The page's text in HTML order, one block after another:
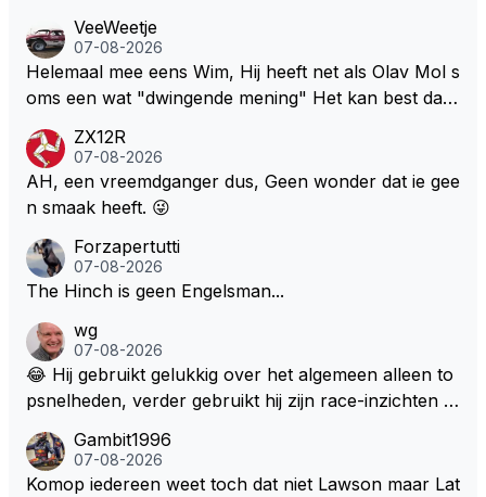
VeeWeetje
07-08-2026
Helemaal mee eens Wim, Hij heeft net als Olav Mol s
oms een wat "dwingende mening" Het kan best dat
l bij Windsor op te roepen. Maar in een tijd zonder r
aces zijn dit leuke berichtjes
ZX12R
07-08-2026
AH, een vreemdganger dus, Geen wonder dat ie gee
n smaak heeft. 😜
Forzapertutti
07-08-2026
The Hinch is geen Engelsman...
wg
07-08-2026
😂 Hij gebruikt gelukkig over het algemeen alleen to
psnelheden, verder gebruikt hij zijn race-inzichten q
een bocht zegt helemaal niets, dus wat dat betreft h
eeft hij sowieso gelijk 😂.
Gambit1996
07-08-2026
Komop iedereen weet toch dat niet Lawson maar Lat